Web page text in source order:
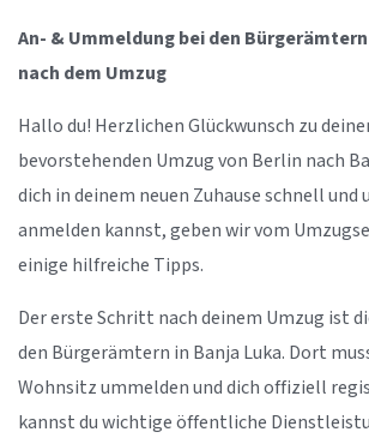
An- & Ummeldung bei den
nach dem Umzug
Hallo du! Herzlichen Glückwunsch zu
bevorstehenden Umzug von Berlin nach
dich in deinem neuen Zuhause schnell
anmelden kannst, geben wir vom
einige hilfreiche Tipps.
Der erste Schritt nach deinem Umzug ist
den Bürgerämtern in Banja Luka. Dort
Wohnsitz ummelden und dich offiziell
kannst du wichtige öffentliche